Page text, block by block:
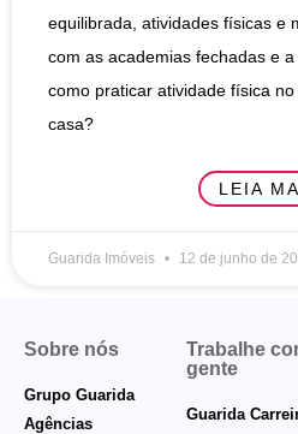
equilibrada, atividades físicas e
com as academias fechadas e
como praticar atividade física
casa?
LEIA
Guarida Imóveis 12 de junho de
Sobre nós
Grupo Guarida
Agências
Trabalhe
gente
Guarida